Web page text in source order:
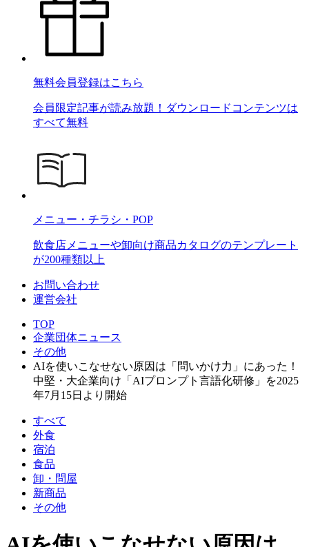
無料会員登録はこちら
会員限定記事が読み放題！ダウンロードコンテンツは
すべて無料
メニュー・チラシ・POP
飲食店メニューや卸向け商品カタログのテンプレート
が200種類以上
お問い合わせ
運営会社
TOP
企業団体ニュース
その他
AIを使いこなせない原因は「問いかけ力」にあった！
中堅・大企業向け「AIプロンプト言語化研修」を2025
年7月15日より開始
すべて
外食
宿泊
食品
卸・問屋
新商品
その他